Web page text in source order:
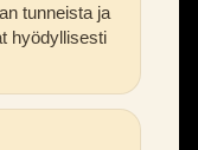
tunneista ja
hyödyllisesti